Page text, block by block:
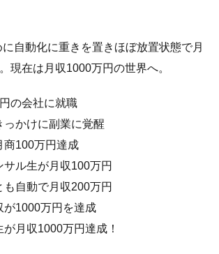
自動化に重きを置きほぼ放置状態で月
現在は月収1000万円の世界へ。
の会社に就職
っかけに副業に覚醒
商100万円達成
ル生が月収100万円
自動で月収200万円
が1000万円を達成
月収1000万円達成！